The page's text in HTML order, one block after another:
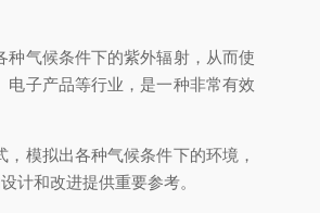
气候条件下的紫外辐射，从而使
子产品等行业，是一种非常有效
模拟出各种气候条件下的环境，
计和改进提供重要参考。